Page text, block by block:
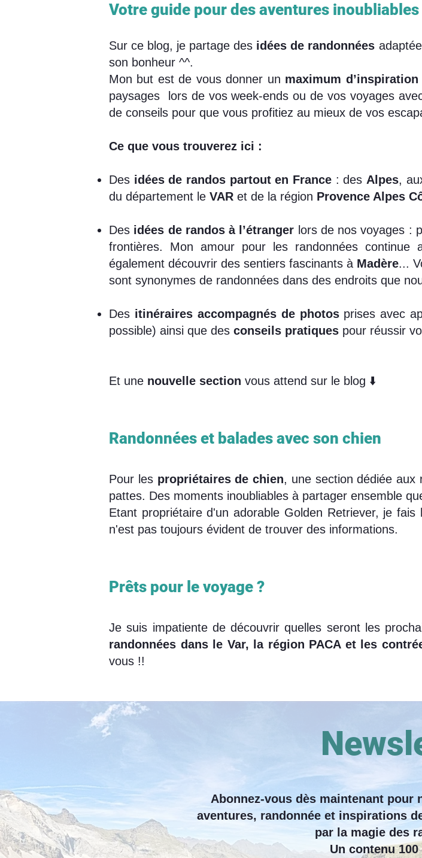
Votre guide pour des aventures inoubliables
Sur ce blog, je partage des idées de randonnées
son bonheur ^^.
Mon but est de vous donner un maximum d’inspiration
paysages lors de vos week-ends ou de vos voyages
de conseils pour que vous profitiez au mieux de vos
Ce que vous trouverez ici :
​Des idées de randos partout en France: des Alpes,
du département le VAR et de la région Provence Alpes
Des idées de randos à l’étranger lors de nos voyages :
frontières. Mon amour pour les randonnées
également découvrir des sentiers fascinants à Madère...
sont synonymes de randonnées dans des endroits que
Des itinéraires accompagnés de photosprises avec
possible) ainsi que des conseils pratiques pour réussir
Et une nouvelle section vous attend sur le blog ⬇️
Randonnées et balades avec son chien
Pour les propriétaires de chien, une section dédiée aux
pattes. Des moments inoubliables à partager ensemble
Etant propriétaire d'un adorable Golden Retriever, je
n'est pas toujours évident de trouver des informations.
Prêts pour le voyage ?
Je suis impatiente de découvrir quelles seront les
randonnées dans le Var, la région PACA et les
vous !!
Abonnez-vous dès maintenant pour
aventures, randonnée et inspirations
par la magie des
Un contenu